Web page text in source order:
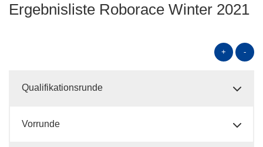
Ergebnisliste Roborace Winter 2021
+ -
Qualifikationsrunde
Vorrunde